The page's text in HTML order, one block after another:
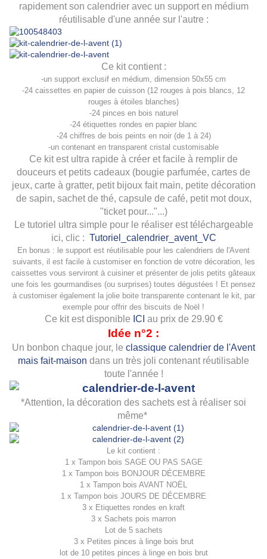
rapidement son calendrier avec un support en médium
réutilisable d'une année sur l'autre :
Ce kit contient :
-un support exclusif en médium, dimension 50x55 cm
-24 caissettes en papier de cuisson (12 rouges à pois blancs, 12
rouges à étoiles blanches)
-24 pinces en bois naturel
-24 étiquettes rondes en papier blanc
-24 chiffres de bois peints en noir (de 1 à 24)
-un contenant en transparent cristal customisable
Ce kit est ultra rapide à créer et facile à remplir de
douceurs et petits cadeaux (bougie parfumée, cartes de
jeux, carte à gratter, petit bijoux fait main, petite décoration
de sapin, sachet de thé, capsule de café, petit mot doux,
"ticket pour..."...)
Le tutoriel ultra simple pour le réaliser est téléchargeable
ici, clic : Tutoriel_calendrier_avent_VC
En bonus : le support est réutilisable pour les calendriers de l'Avent
suivants, il est facile à customiser en fonction de votre décoration, les
caissettes vous serviront à cuisiner et présenter de jolis petits gâteaux
une fois les gourmandises (ou surprises) toutes dégustées ! Et pensez
à customiser également la jolie boite transparente contenant le kit, par
exemple pour offrir des biscuits de Noël !
Ce kit est disponible ICI au prix de 29.90 €
Idée n°2 :
Un bonbon chaque jour, le classique calendrier de l'Avent
mais fait-maison dans un très joli contenant réutilisable
toute l'année !
*Attention, la décoration des sachets est à réaliser soi
même*
Le kit contient :
1 x Tampon bois SAGE OU PAS SAGE
1 x Tampon bois BONJOUR DÉCEMBRE
1 x Tampon bois AVANT NOËL
1 x Tampon bois JOURS DE DÉCEMBRE
3 x Etiquettes rondes en kraft
3 x Sachets pois marron
Lot de 5 sachets
3 x Petites pinces à linge bois brut
lot de 10 petites pinces à linge en bois brut